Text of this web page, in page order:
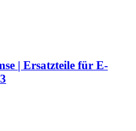
| Ersatzteile für E-